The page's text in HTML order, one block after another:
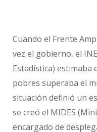
Cuando el Frente
vez el gobierno, el
Estadística) estimaba
pobres superaba el
situación definió un
se creó el MIDES
encargado de